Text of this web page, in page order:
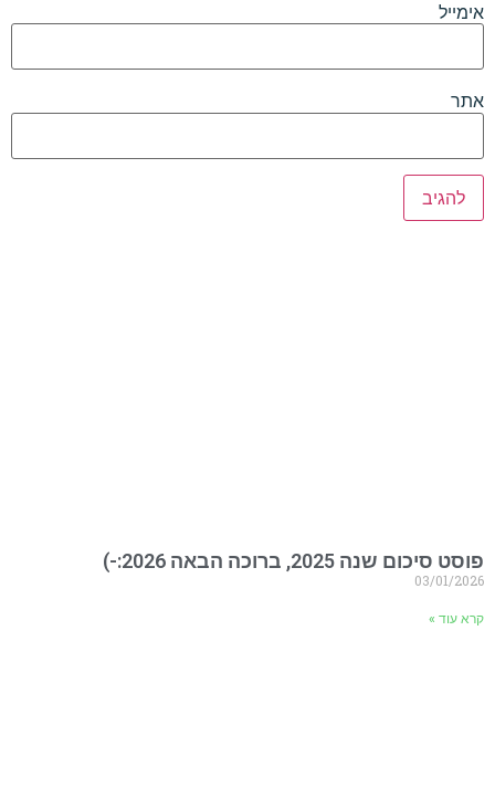
אימייל
אתר
פוסט סיכום שנה 2025, ברוכה הבאה 2026:-)
03/01/2026
קרא עוד »